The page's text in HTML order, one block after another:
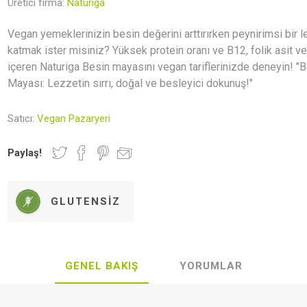
Newer Foods Lethe Vegan
Üretici firma: Naturiga
Vegan yemeklerinizin besin değerini arttırırken peynirimsi bir
katmak ister misiniz? Yüksek protein oranı ve B12, folik asit
içeren Naturiga Besin mayasını vegan tariflerinizde deneyin!
Mayası: Lezzetin sırrı, doğal ve besleyici dokunuş!"
Satıcı: Vegan Pazaryeri
Paylaş!
GLUTENSIZ
GENEL BAKIŞ YORUMLAR